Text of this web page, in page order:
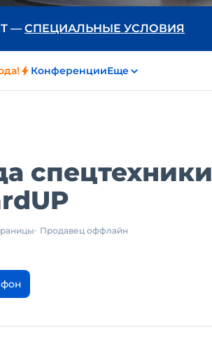
— СПЕЦИАЛЬНЫЕ УСЛОВИЯ
КонференцииЕще
спецтехники
Продавец оффлайн